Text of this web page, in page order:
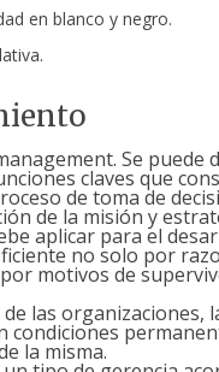
en blanco y negro.
Se
claves que
de toma de
de la misión y
aplicar para el
no solo por
motivos de
las organizaciones,
condiciones
la misma.